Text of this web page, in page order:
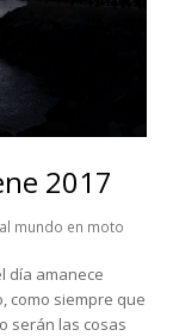
2017
mundo en moto
día amanece
como siempre que
serán las cosas